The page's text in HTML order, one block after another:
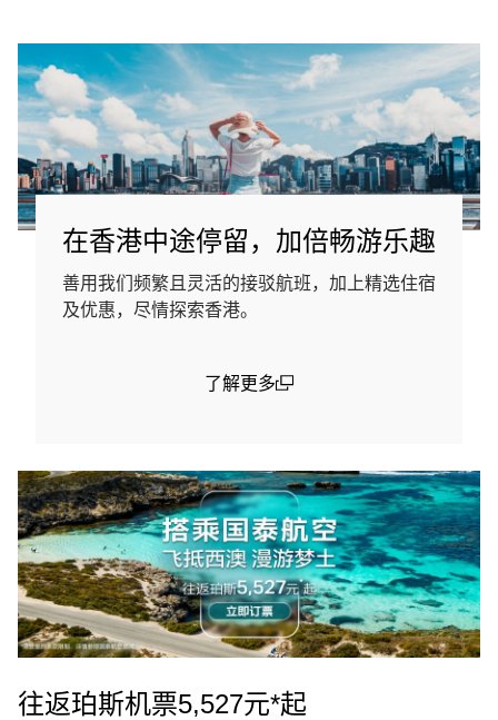
在香港中途停留，加倍畅游乐趣
善用我们频繁且灵活的接驳航班，加上精选住宿
及优惠，尽情探索香港。
了解更多
往返珀斯机票5,527元*起